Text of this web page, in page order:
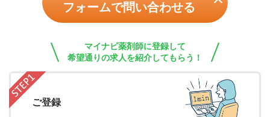
フォームで問い合わせる
マイナビ薬剤師に登録して
希望通りの求人を紹介してもらう！
ご登録